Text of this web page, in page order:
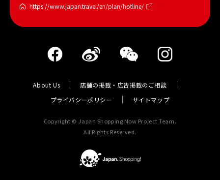
https://www.japan.travel/en/plan/hotline/
About Us
店舗の掲載・広告掲載のご相談
プライバシーポリシー
サイトマップ
Copyright © Japan Shopping Now Project Team.
All Rights Reserved.